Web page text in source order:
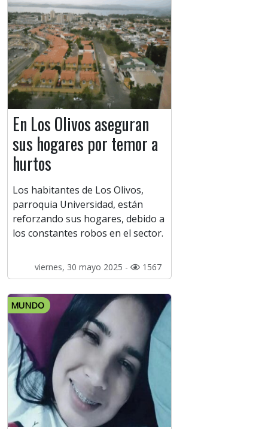
En Los Olivos aseguran
sus hogares por temor a
hurtos
Los habitantes de Los Olivos,
parroquia Universidad, están
reforzando sus hogares, debido a
los constantes robos en el sector.
viernes, 30 mayo 2025 - 1567
MUNDO